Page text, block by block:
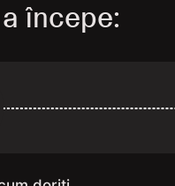
începe: